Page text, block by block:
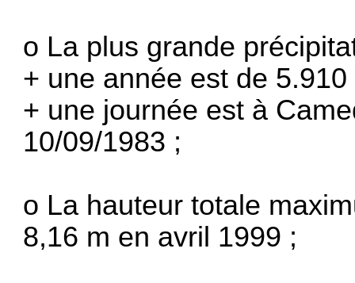
o La plus grande
+ une année est de
+ une journée est à
10/09/1983 ;
o La hauteur totale
8,16 m en avril 1999 ;